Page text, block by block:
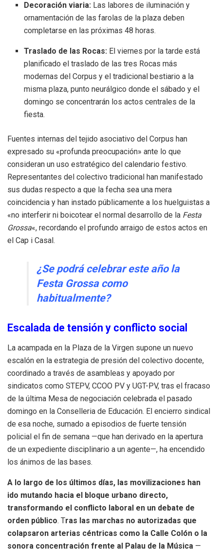
Decoración viaria: Las labores de iluminación y
ornamentación de las farolas de la plaza deben
completarse en las próximas 48 horas.
Traslado de las Rocas: El viernes por la tarde está
planificado el traslado de las tres Rocas más
modernas del Corpus y el tradicional bestiario a la
misma plaza, punto neurálgico donde el sábado y el
domingo se concentrarán los actos centrales de la
fiesta.
Fuentes internas del tejido asociativo del Corpus han
expresado su «profunda preocupación» ante lo que
consideran un uso estratégico del calendario festivo.
Representantes del colectivo tradicional han manifestado
sus dudas respecto a que la fecha sea una mera
coincidencia y han instado públicamente a los huelguistas a
«no interferir ni boicotear el normal desarrollo de la Festa
Grossa«, recordando el profundo arraigo de estos actos en
el Cap i Casal.
¿Se podrá celebrar este año la
Festa Grossa como
habitualmente?
Escalada de tensión y conflicto social
La acampada en la Plaza de la Virgen supone un nuevo
escalón en la estrategia de presión del colectivo docente,
coordinado a través de asambleas y apoyado por
sindicatos como STEPV, CCOO PV y UGT-PV, tras el fracaso
de la última Mesa de negociación celebrada el pasado
domingo en la Conselleria de Educación. El encierro sindical
de esa noche, sumado a episodios de fuerte tensión
policial el fin de semana —que han derivado en la apertura
de un expediente disciplinario a un agente—, ha encendido
los ánimos de las bases.
A lo largo de los últimos días, las movilizaciones han
ido mutando hacia el bloque urbano directo,
transformando el conflicto laboral en un debate de
orden público. Tras las marchas no autorizadas que
colapsaron arterias céntricas como la Calle Colón o la
sonora concentración frente al Palau de la Música —